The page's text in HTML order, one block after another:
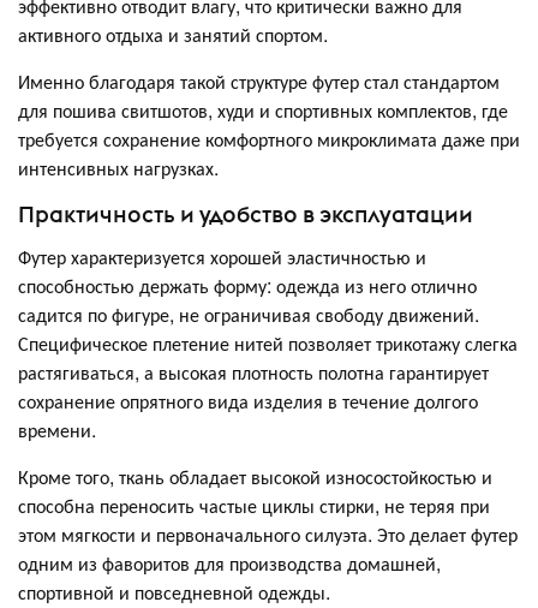
активного отдыха и занятий спортом.
Именно благодаря такой структуре футер стал стандартом
для пошива свитшотов, худи и спортивных комплектов, где
требуется сохранение комфортного микроклимата даже при
интенсивных нагрузках.
Практичность и удобство в эксплуатации
Футер характеризуется хорошей эластичностью и
способностью держать форму: одежда из него отлично
садится по фигуре, не ограничивая свободу движений.
Специфическое плетение нитей позволяет трикотажу слегка
растягиваться, а высокая плотность полотна гарантирует
сохранение опрятного вида изделия в течение долгого
времени.
Кроме того, ткань обладает высокой износостойкостью и
способна переносить частые циклы стирки, не теряя при
этом мягкости и первоначального силуэта. Это делает футер
одним из фаворитов для производства домашней,
спортивной и повседневной одежды.